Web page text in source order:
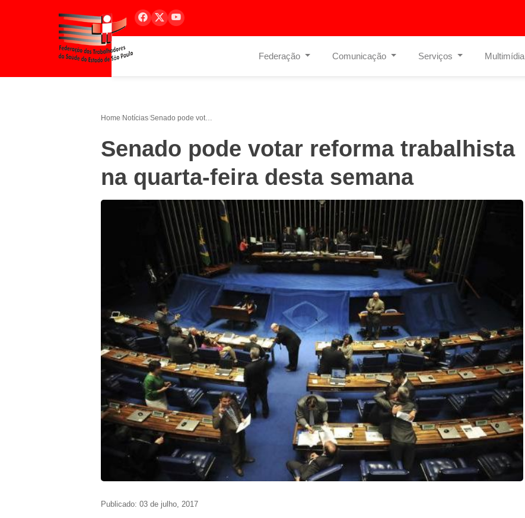
Federação Comunicação Serviços Multimídia
Home/Notícias/ Senado pode votar reforma trabalhista na quarta-feira desta semana
Senado pode votar reforma trabalhista
na quarta-feira desta semana
Publicado: 03 de julho, 2017